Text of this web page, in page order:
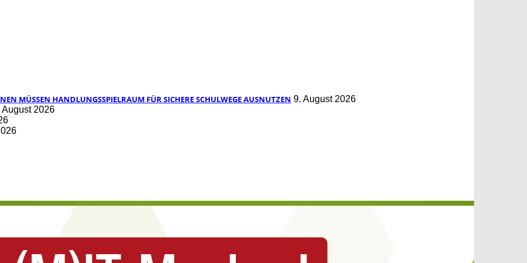
MÜSSEN HANDLUNGSSPIELRAUM FÜR SICHERE SCHULWEGE AUSNUTZEN 9. August 2026
August 2026